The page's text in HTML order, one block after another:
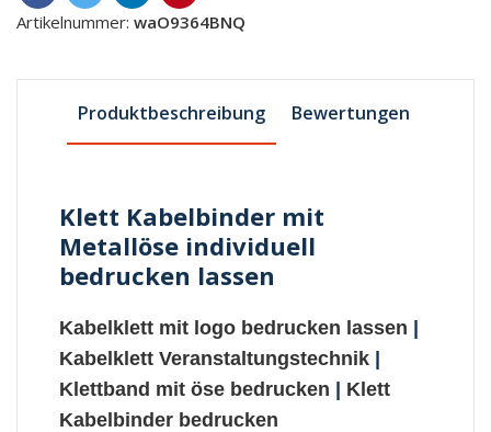
Artikelnummer: waO9364BNQ
Produktbeschreibung Bewertungen
Klett Kabelbinder mit
Metallöse individuell
bedrucken lassen
Kabelklett mit logo bedrucken lassen |
Kabelklett Veranstaltungstechnik |
Klettband mit öse bedrucken | Klett
Kabelbinder bedrucken